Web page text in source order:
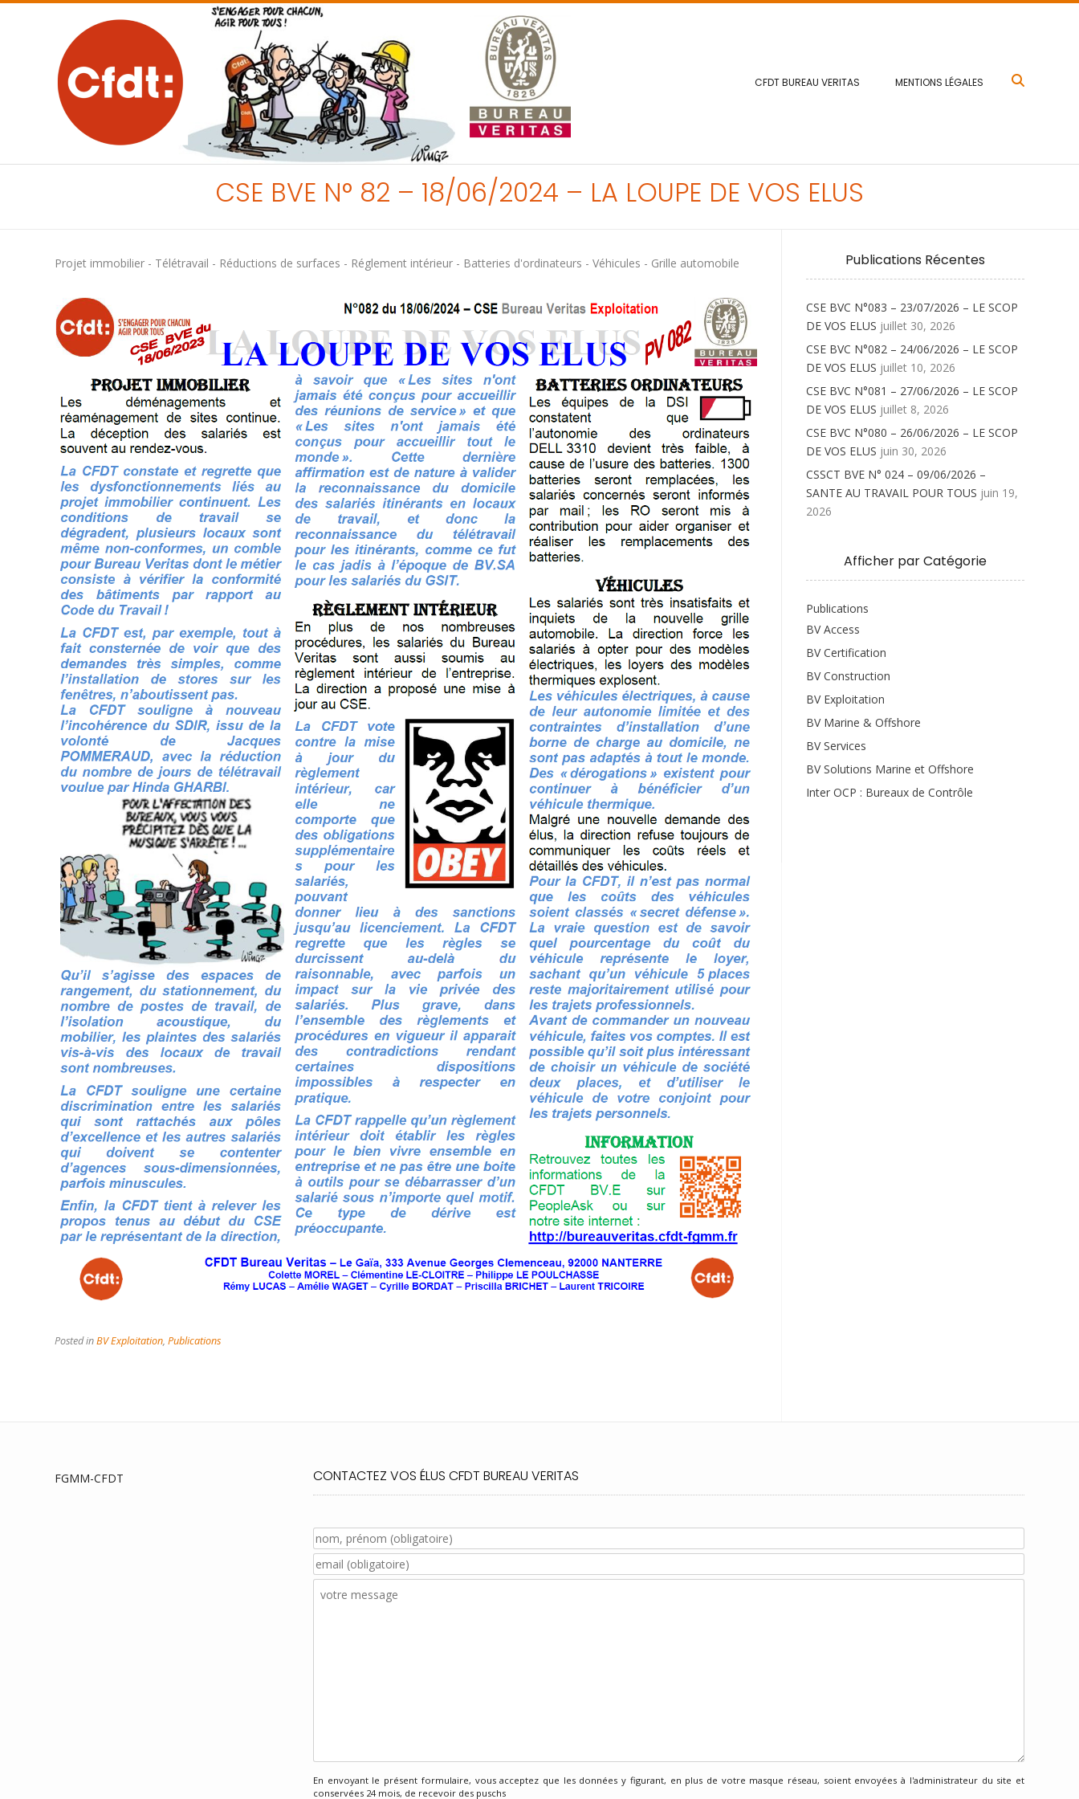
CFDT BUREAU VERITAS MENTIONS LÉGALES
CSE BVE N° 82 – 18/06/2024 – LA LOUPE DE VOS ELUS
Projet immobilier - Télétravail - Réductions de surfaces - Réglement intérieur - Batteries d'ordinateurs - Véhicules - Grille automobile
Posted inBV Exploitation, Publications
Publications Récentes
CSE BVC N°083 – 23/07/2026 – LE SCOP
DE VOS ELUS juillet 30, 2026
CSE BVC N°082 – 24/06/2026 – LE SCOP
DE VOS ELUS juillet 10, 2026
CSE BVC N°081 – 27/06/2026 – LE SCOP
DE VOS ELUS juillet 8, 2026
CSE BVC N°080 – 26/06/2026 – LE SCOP
DE VOS ELUS juin 30, 2026
CSSCT BVE N° 024 – 09/06/2026 –
SANTE AU TRAVAIL POUR TOUS juin 19,
2026
Afficher par Catégorie
Publications
BV Access
BV Certification
BV Construction
BV Exploitation
BV Marine & Offshore
BV Services
BV Solutions Marine et Offshore
Inter OCP : Bureaux de Contrôle
FGMM-CFDT CONTACTEZ VOS ÉLUS CFDT BUREAU VERITAS
En envoyant le présent formulaire, vous acceptez que les données y figurant, en plus de votre masque réseau, soient envoyées à l'administrateur du site et
conservées 24 mois, de recevoir des puschs